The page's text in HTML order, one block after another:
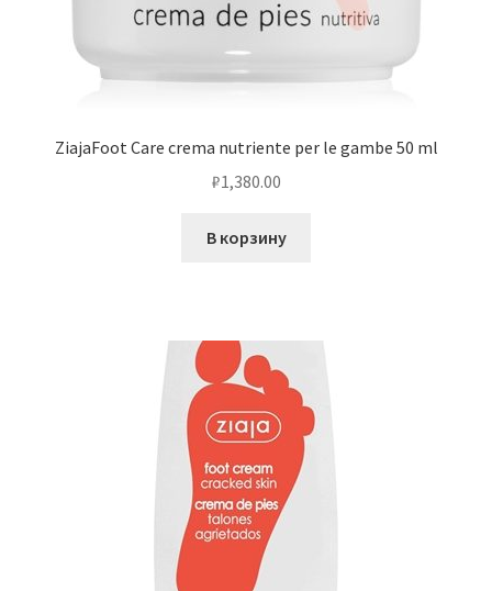
ZiajaFoot Care crema nutriente per le gambe 50 ml
₽1,380.00
В корзину